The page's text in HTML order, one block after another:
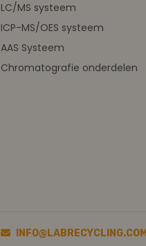
LC/MS systeem
ICP-MS/OES systeem
AAS Systeem
Chromatografie onderdelen
INFO@LABRECYCLING.COM